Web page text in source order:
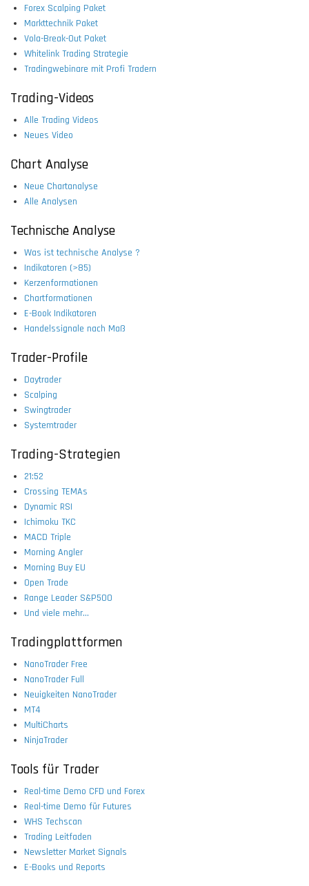
Forex Scalping Paket
Markttechnik Paket
Vola-Break-Out Paket
Whitelink Trading Strategie
Tradingwebinare mit Profi Tradern
Trading-Videos
Alle Trading Videos
Neues Video
Chart Analyse
Neue Chartanalyse
Alle Analysen
Technische Analyse
Was ist technische Analyse ?
Indikatoren (>85)
Kerzenformationen
Chartformationen
E-Book Indikatoren
Handelssignale nach Maß
Trader-Profile
Daytrader
Scalping
Swingtrader
Systemtrader
Trading-Strategien
21:52
Crossing TEMAs
Dynamic RSI
Ichimoku TKC
MACD Triple
Morning Angler
Morning Buy EU
Open Trade
Range Leader S&P500
Und viele mehr...
Tradingplattformen
NanoTrader Free
NanoTrader Full
Neuigkeiten NanoTrader
MT4
MultiCharts
NinjaTrader
Tools für Trader
Real-time Demo CFD und Forex
Real-time Demo für Futures
WHS Techscan
Trading Leitfaden
Newsletter Market Signals
E-Books und Reports